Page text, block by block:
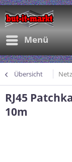
Menü
Übersicht
RJ45
10m